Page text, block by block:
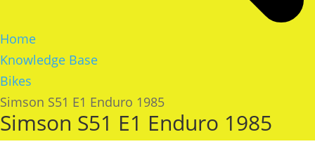
Home
Knowledge Base
Bikes
Simson S51 E1 Enduro 1985
Simson S51 E1 Enduro 1985